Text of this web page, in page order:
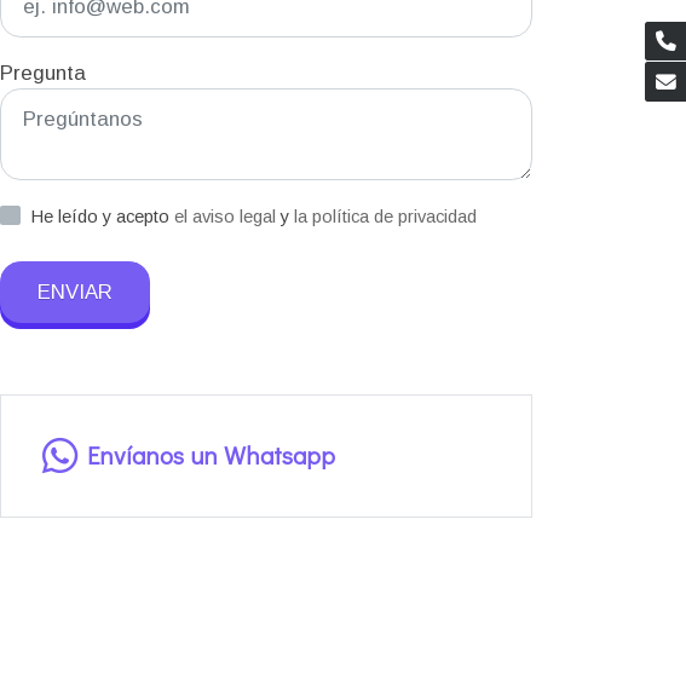
Pregunta
He leído y acepto el aviso legaly la política de privacidad
ENVIAR
Envíanos un Whatsapp